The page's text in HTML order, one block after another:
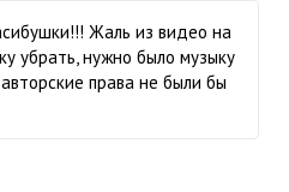
Жаль из видео на
убрать, нужно было музыку
права не были бы